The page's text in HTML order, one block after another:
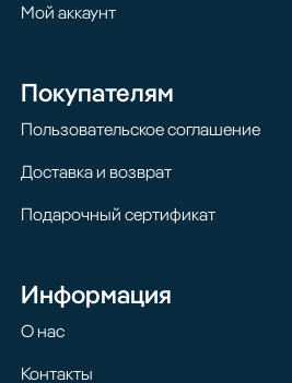
Мой аккаунт
Покупателям
Пользовательское соглашение
Доставка и возврат
Подарочный сертификат
Информация
О нас
Контакты